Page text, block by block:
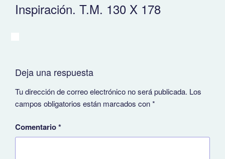
Inspiración. T.M. 130 X 178
Deja una respuesta
Tu dirección de correo electrónico no será publicada. Los
campos obligatorios están marcados con*
Comentario*